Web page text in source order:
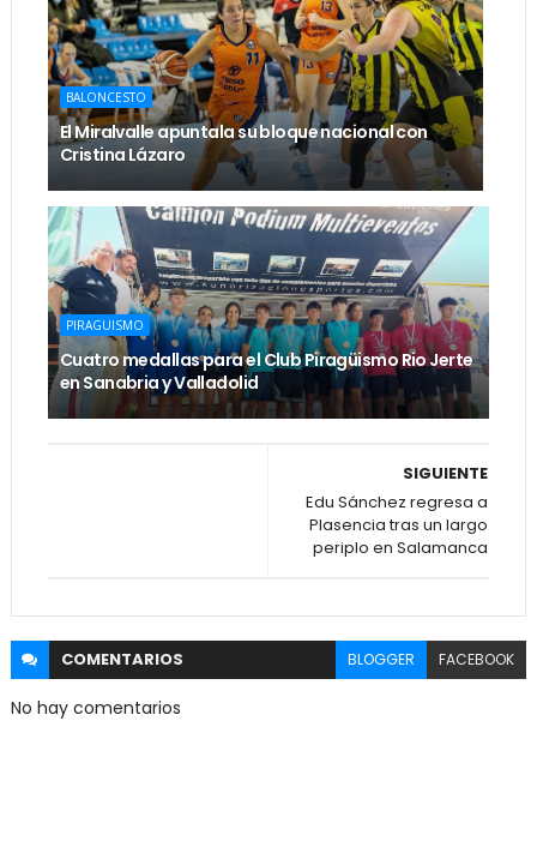
BALONCESTO
El Miralvalle apuntala su bloque nacional con
Cristina Lázaro
PIRAGUISMO
Cuatro medallas para el Club Piragüismo Rio Jerte
en Sanabria y Valladolid
SIGUIENTE
Edu Sánchez regresa a
Plasencia tras un largo
periplo en Salamanca
COMENTARIOS BLOGGER FACEBOOK
No hay comentarios